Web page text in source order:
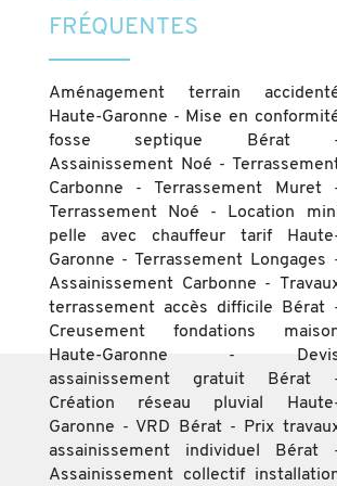
FRÉQUENTES
Aménagement terrain
Haute-Garonne
Mise en
fosse septique Bérat
Assainissement Noé
Carbonne
Terrassement Muret
Terrassement Noé
Location
pelle avec chauffeur tarif
Garonne
Terrassement Longages
Assainissement Carbonne
terrassement accès difficile Bérat
Creusement fondations
Haute-Garonne
assainissement gratuit Bérat
Création réseau pluvial
Garonne
VRD Bérat
Prix
assainissement individuel Bérat
Assainissement collectif